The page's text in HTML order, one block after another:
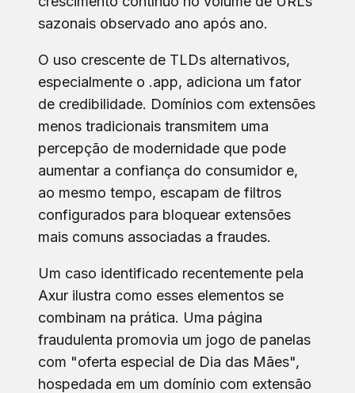
sazonais observado ano após ano.
O uso crescente de TLDs alternativos,
especialmente o .app, adiciona um fator
de credibilidade. Domínios com extensões
menos tradicionais transmitem uma
percepção de modernidade que pode
aumentar a confiança do consumidor e,
ao mesmo tempo, escapam de filtros
configurados para bloquear extensões
mais comuns associadas a fraudes.
Um caso identificado recentemente pela
Axur ilustra como esses elementos se
combinam na prática. Uma página
fraudulenta promovia um jogo de panelas
com "oferta especial de Dia das Mães",
hospedada em um domínio com extensão